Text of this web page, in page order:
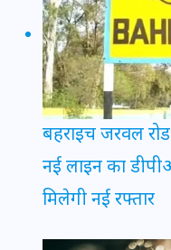
बहराइच जरवल
नई लाइन का
मिलेगी नई रफ्तार